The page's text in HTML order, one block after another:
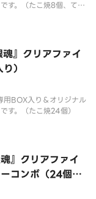
す。（たこ焼8個、てり
』クリアファイ
）
BOX入り＆オリジナル
す。（たこ焼24個）
』クリアファイ
コンボ（24個入